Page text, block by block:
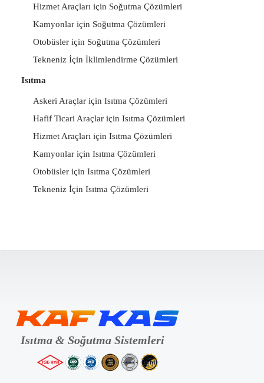
Hizmet Araçları için Soğutma Çözümleri
Kamyonlar için Soğutma Çözümleri
Otobüsler için Soğutma Çözümleri
Tekneniz İçin İklimlendirme Çözümleri
Isıtma
Askeri Araçlar için Isıtma Çözümleri
Hafif Ticari Araçlar için Isıtma Çözümleri
Hizmet Araçları için Isıtma Çözümleri
Kamyonlar için Isıtma Çözümleri
Otobüsler için Isıtma Çözümleri
Tekneniz İçin Isıtma Çözümleri